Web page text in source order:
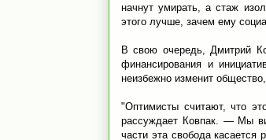
начнут умирать, а стаж
этого лучше, зачем ему
В свою очередь, Дмитрий
финансирования и
неизбежно изменит общество,
"Оптимисты считают, что
рассуждает Ковпак. — Мы
части эта свобода